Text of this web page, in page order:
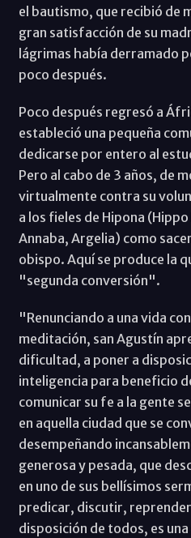
el bautismo, que recibió de
gran satisfacción de su
lágrimas había derramado
poco después.
Poco después regresó a
estableció una pequeña
dedicarse por entero al
Pero al cabo de 3 años, de
virtualmente contra su
a los fieles de Hipona
Annaba, Argelia) como
obispo. Aquí se produce la
"segunda conversión".
"Renunciando a una vida
meditación, san Agustín
dificultad, a poner a
inteligencia para beneficio
comunicar su fe a la gente
en aquella ciudad que se
desempeñando
generosa y pesada, que
en uno de sus bellísimos
predicar, discutir,
disposición de todos, es